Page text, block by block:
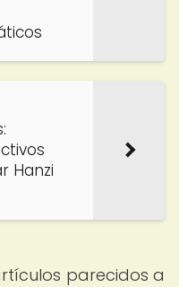
Hanzi
parecidos a